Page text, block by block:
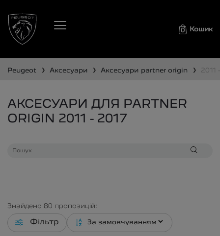
0 Кошик
peugeot ❯ аксесуари ❯ аксесуари partner origin ❯
АКСЕСУАРИ ДЛЯ PARTNER
ORIGIN 2011 - 2017
Знайдено 80 пропозицій:
Фільтр